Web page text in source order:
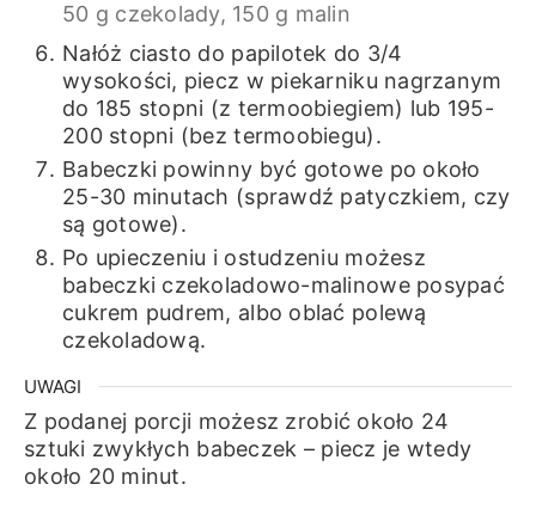
50 g czekolady, 150 g malin
Nałóż ciasto do papilotek do 3/4
wysokości, piecz w piekarniku nagrzanym
do 185 stopni (z termoobiegiem) lub 195-
200 stopni (bez termoobiegu).
Babeczki powinny być gotowe po około
25-30 minutach (sprawdź patyczkiem, czy
są gotowe).
Po upieczeniu i ostudzeniu możesz
babeczki czekoladowo-malinowe posypać
cukrem pudrem, albo oblać polewą
czekoladową.
UWAGI
Z podanej porcji możesz zrobić około 24
sztuki zwykłych babeczek – piecz je wtedy
około 20 minut.